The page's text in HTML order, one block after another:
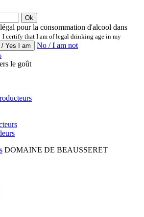
Ok
pour la consommation d'alcool dans
I certify that I am of legal drinking age in my
No / I am not
le goût
DOMAINE DE BEAUSSERET